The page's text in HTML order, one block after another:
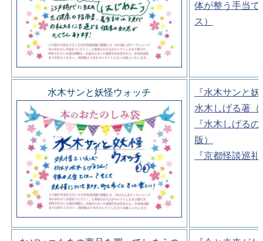
体が整う手当
ス）
水木サンと妖怪ウォッチ
『水木サンと
水木しげる著（
『水木しげる
版）
『京都怪談巡